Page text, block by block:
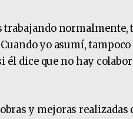
trabajando
yo asumí,
él dice que no hay
y mejoras